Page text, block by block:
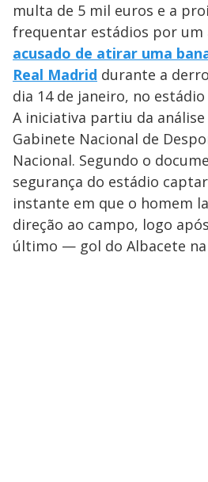
multa de 5 mil euros e a
frequentar estádios por um
acusado de atirar uma
Real Madrid durante a
dia 14 de janeiro, no
A iniciativa partiu da
Gabinete Nacional de
Nacional. Segundo o
segurança do estádio
instante em que o homem
direção ao campo, logo
último — gol do Albacete